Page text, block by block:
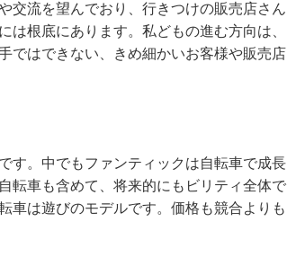
交流を望んでおり、行きつけの販売店さん
根底にあります。私どもの進む方向は、
ではできない、きめ細かいお客様や販売店
す。中でもファンティックは自転車で成長
転車も含めて、将来的にもビリティ全体で
車は遊びのモデルです。価格も競合よりも